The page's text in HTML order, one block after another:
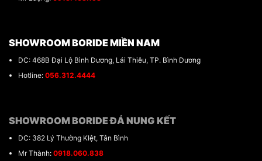
SHOWROOM BORIDE MIỀN NAM
DC: 468B Đại Lộ Bình Dương, Lái Thiêu, TP. Bình Dương
Hotline: 056.312.4444
SHOWROOM BORIDE ĐÁ NUNG KẾT
DC: 382 Lý Thường KIệt, Tân Bình
Mr Thành: 0918.060.838